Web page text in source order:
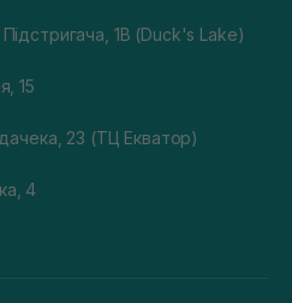
1В (Duck's Lake)
15
23 (ТЦ Екватор)
4